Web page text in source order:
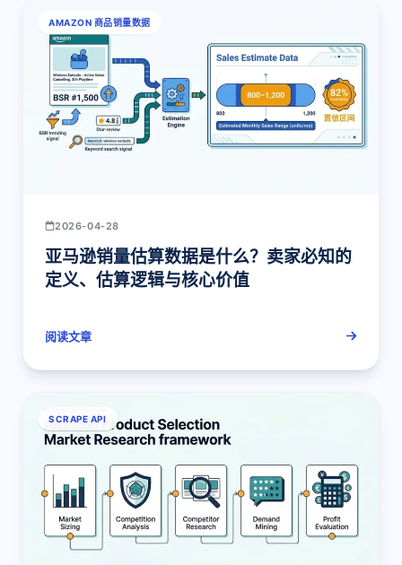
AMAZON 商品销量数据
2026-04-28
亚马逊销量估算数据是什么？卖家必知的
定义、估算逻辑与核心价值
阅读文章
SCRAPE API